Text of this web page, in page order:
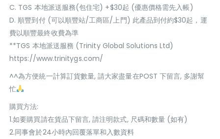
C. TGS 本地派送服務(包住宅) +$30起 (優惠價格需先入帳)
D. 順豐到付 (可以順豐站/工商區/上門) 此產品到付約$30起，運
費以順豐最終收費為準
**TGS 本地派送服務 (Trinity Global Solutions Ltd)
https://www.trinitygs.com/
^^為方便統一計算訂貨數量, 請大家盡量在POST 下留言, 多謝幫
忙
購買方法:
1.如要購買請在貨品下留言, 請注明款式, 尺碼和數量 (如有)
2.同事會於24小時內回覆落單和入數資料